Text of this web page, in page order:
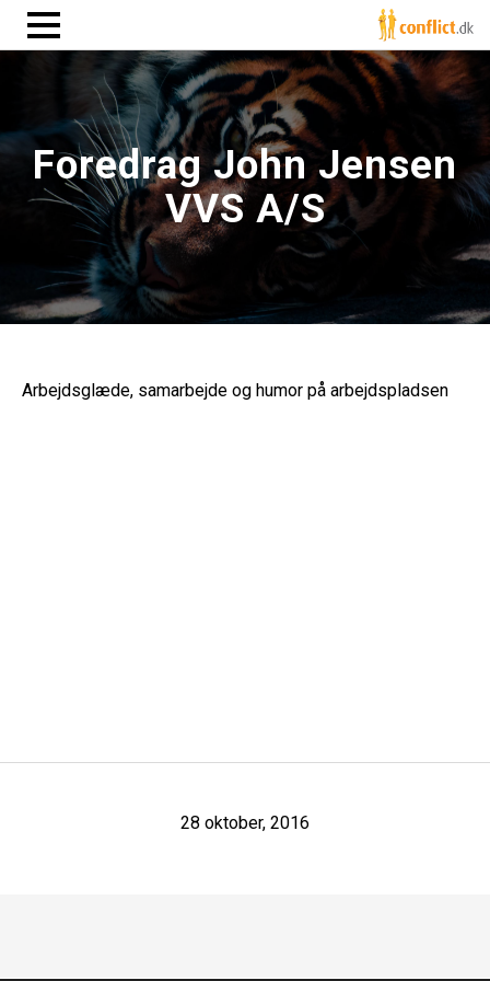
Foredrag John Jensen
VVS A/S
Arbejdsglæde, samarbejde og humor på arbejdspladsen
28 oktober, 2016